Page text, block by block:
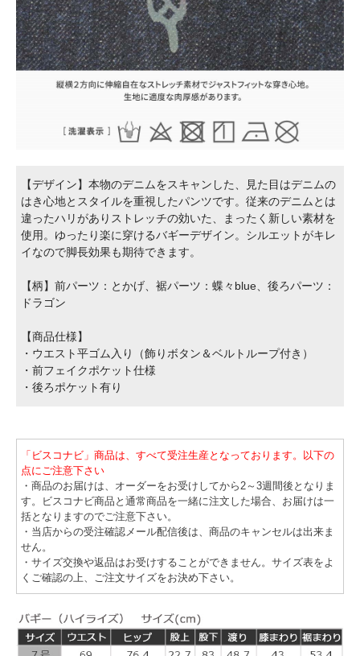
【デザイン】本物のデニムをスキャンした、見た目はデニムの
はき心地とスタイルを重視したパンツです。従来のデニムとは
違ったハリがありストレッチの効いた、まったく新しい素材を
使用。ゆったり楽に穿けるバギーデザイン。シルエットがキレ
イなので脚長効果も期待できます。
【柄】前パーツ：とかげ、裾パーツ：蝶々blue、後ろパーツ：
ドラゴン
【商品仕様】
・ウエスト平ゴム入り（飾りボタン＆ベルトループ付き）
・前フェイクポケット仕様
・後ろポケット有り
「ビスコナビ」商品は、すべて受注生産となっております。以下の
点にご注意下さい
・商品のお届けは、オーダーをお受けしてから2～3週間後となりま
す。ビスコナビ商品と通常商品を一緒に注文した場合、お届けは一
括となりますのでご注意下さい。
・当店からの受注確認メール配信後は、商品のキャンセルは出来ま
せん。
・サイズ交換や返品はお受けすることができません。サイズ表をよ
くご確認の上、ご注文サイズをお決め下さい。